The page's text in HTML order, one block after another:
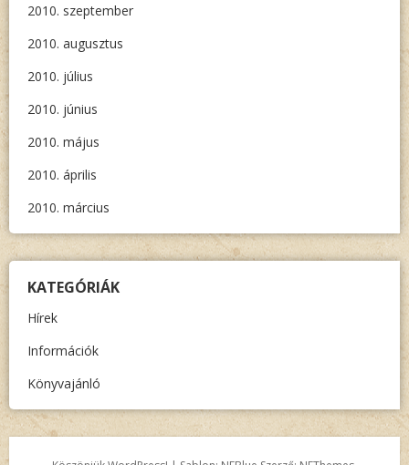
2010. szeptember
2010. augusztus
2010. július
2010. június
2010. május
2010. április
2010. március
KATEGÓRIÁK
Hírek
Információk
Könyvajánló